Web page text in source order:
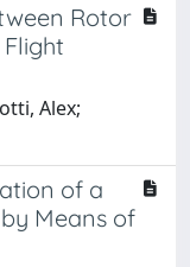
Rotor
Alex;
of a
Means of